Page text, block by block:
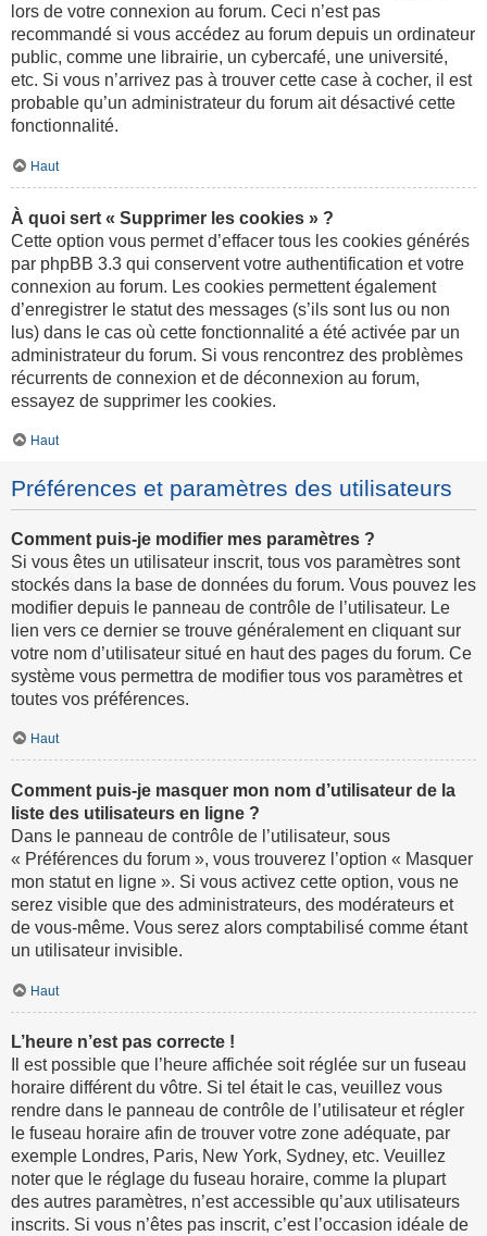
lors de votre connexion au forum. Ceci n’est pas
recommandé si vous accédez au forum depuis un ordinateur
public, comme une librairie, un cybercafé, une université,
etc. Si vous n’arrivez pas à trouver cette case à cocher, il est
probable qu’un administrateur du forum ait désactivé cette
fonctionnalité.
Haut
À quoi sert « Supprimer les cookies » ?
Cette option vous permet d’effacer tous les cookies générés
par phpBB 3.3 qui conservent votre authentification et votre
connexion au forum. Les cookies permettent également
d’enregistrer le statut des messages (s’ils sont lus ou non
lus) dans le cas où cette fonctionnalité a été activée par un
administrateur du forum. Si vous rencontrez des problèmes
récurrents de connexion et de déconnexion au forum,
essayez de supprimer les cookies.
Haut
Préférences et paramètres des utilisateurs
Comment puis-je modifier mes paramètres ?
Si vous êtes un utilisateur inscrit, tous vos paramètres sont
stockés dans la base de données du forum. Vous pouvez les
modifier depuis le panneau de contrôle de l’utilisateur. Le
lien vers ce dernier se trouve généralement en cliquant sur
votre nom d’utilisateur situé en haut des pages du forum. Ce
système vous permettra de modifier tous vos paramètres et
toutes vos préférences.
Haut
Comment puis-je masquer mon nom d’utilisateur de la
liste des utilisateurs en ligne ?
Dans le panneau de contrôle de l’utilisateur, sous
« Préférences du forum », vous trouverez l’option « Masquer
mon statut en ligne ». Si vous activez cette option, vous ne
serez visible que des administrateurs, des modérateurs et
de vous-même. Vous serez alors comptabilisé comme étant
un utilisateur invisible.
Haut
L’heure n’est pas correcte !
Il est possible que l’heure affichée soit réglée sur un fuseau
horaire différent du vôtre. Si tel était le cas, veuillez vous
rendre dans le panneau de contrôle de l’utilisateur et régler
le fuseau horaire afin de trouver votre zone adéquate, par
exemple Londres, Paris, New York, Sydney, etc. Veuillez
noter que le réglage du fuseau horaire, comme la plupart
des autres paramètres, n’est accessible qu’aux utilisateurs
inscrits. Si vous n’êtes pas inscrit, c’est l’occasion idéale de